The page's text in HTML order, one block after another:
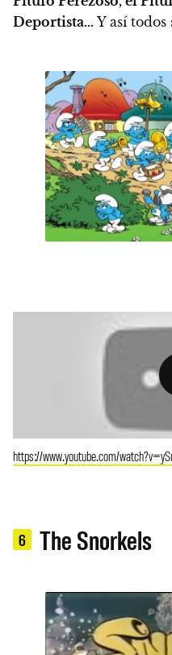
Deportista… Y así todos
https://www.youtube.com/
6 The Snorkels